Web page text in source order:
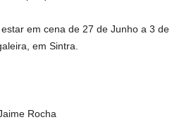
estar em cena de 27 de Junho a 3 de
em Sintra.
Rocha